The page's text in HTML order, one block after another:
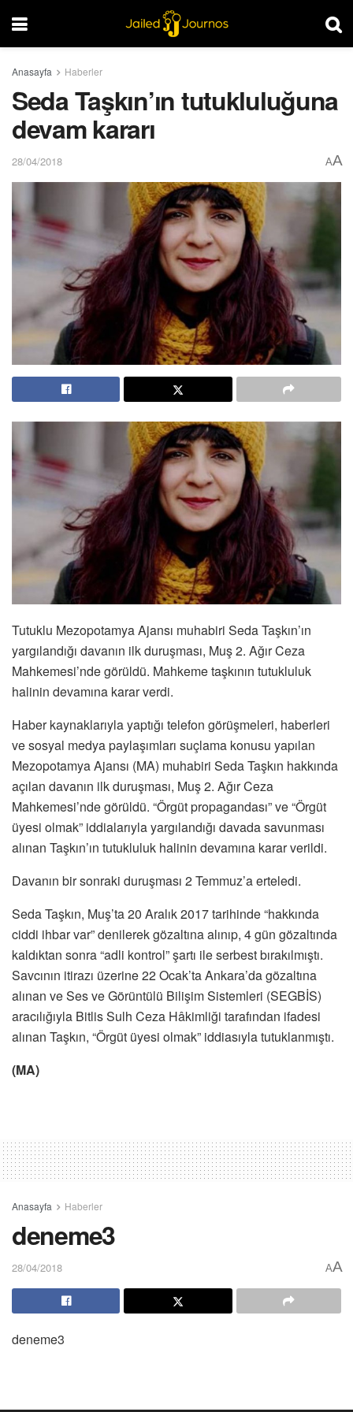
Anasayfa Haberler
Seda Taşkın’ın tutukluluğuna
devam kararı
28/04/2018 AA
Tutuklu Mezopotamya Ajansı muhabiri Seda Taşkın’ın
yargılandığı davanın ilk duruşması, Muş 2. Ağır Ceza
Mahkemesi’nde görüldü. Mahkeme taşkının tutukluluk
halinin devamına karar verdi.
Haber kaynaklarıyla yaptığı telefon görüşmeleri, haberleri
ve sosyal medya paylaşımları suçlama konusu yapılan
Mezopotamya Ajansı (MA) muhabiri Seda Taşkın hakkında
açılan davanın ilk duruşması, Muş 2. Ağır Ceza
Mahkemesi’nde görüldü. “Örgüt propagandası” ve “Örgüt
üyesi olmak” iddialarıyla yargılandığı davada savunması
alınan Taşkın’ın tutukluluk halinin devamına karar verildi.
Davanın bir sonraki duruşması 2 Temmuz’a erteledi.
Seda Taşkın, Muş’ta 20 Aralık 2017 tarihinde “hakkında
ciddi ihbar var” denilerek gözaltına alınıp, 4 gün gözaltında
kaldıktan sonra “adli kontrol” şartı ile serbest bırakılmıştı.
Savcının itirazı üzerine 22 Ocak’ta Ankara’da gözaltına
alınan ve Ses ve Görüntülü Bilişim Sistemleri (SEGBİS)
aracılığıyla Bitlis Sulh Ceza Hâkimliği tarafından ifadesi
alınan Taşkın, “Örgüt üyesi olmak” iddiasıyla tutuklanmıştı.
(MA)
Anasayfa Haberler
deneme3
28/04/2018 AA
deneme3